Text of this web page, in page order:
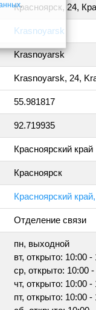
Красноярск, 24,
Krasnoyarsk
Krasnoyarsk
Krasnoyarsk, 24,
55.981817
92.719935
Красноярский край
Красноярск
Красноярский
Отделение связи
пн, выходной
вт, открыто: 10:00
ср, открыто: 10:00
чт, открыто: 10:00
пт, открыто: 10:00
.